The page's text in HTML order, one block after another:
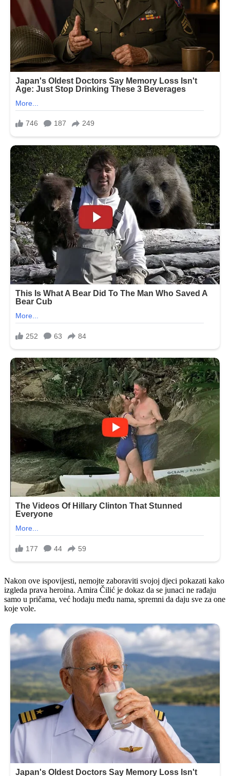
Nakon ove ispovijesti, nemojte zaboraviti svojoj djeci pokazati kako
izgleda prava heroina. Amira Čilić je dokaz da se junaci ne rađaju
samo u pričama, već hodaju među nama, spremni da daju sve za one
koje vole.